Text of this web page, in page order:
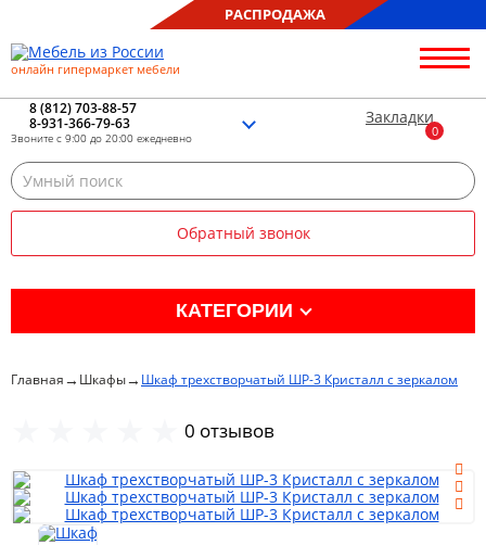
РАСПРОДАЖА
Контакты
Благотворительность
Блог
Сборка
Оплата
Отзывы
Закладки
онлайн гипермаркет мебели
8 (812) 703-88-57
8-931-366-79-63
Звоните с 9:00 до 20:00 ежедневно
Обратный звонок
КАТЕГОРИИ
Кухня
Гостиная
Главная→ Шкафы→ Шкаф трехстворчатый ШР-3 Кристалл с зеркалом
0 отзывов